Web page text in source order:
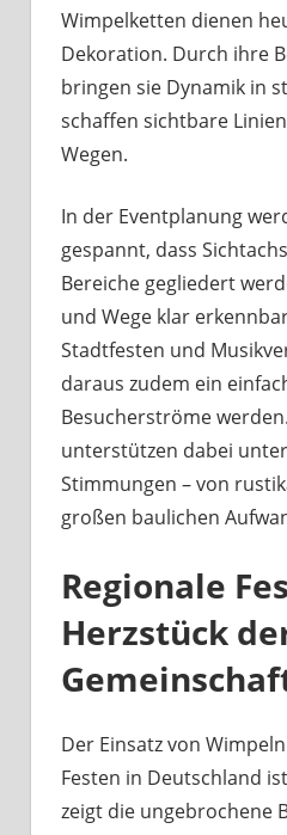
Wimpelketten dienen
Dekoration. Durch ihre
bringen sie Dynamik in
schaffen sichtbare
Wegen.
In der Eventplanung
gespannt, dass
Bereiche gegliedert
und Wege klar
Stadtfesten und
daraus zudem ein
Besucherströme
unterstützen dabei
Stimmungen – von
großen baulichen
Regionale
Herzstück
Der Einsatz von
Festen in Deutschland
zeigt die ungebrochene